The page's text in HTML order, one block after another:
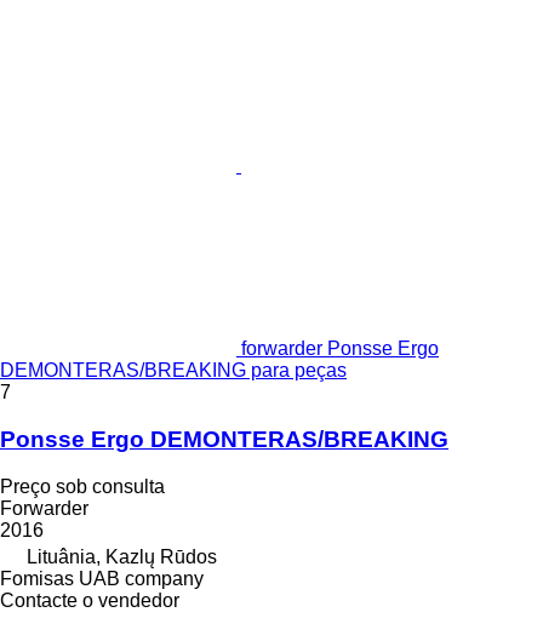
forwarder Ponsse Ergo
DEMONTERAS/BREAKING para peças
7
Ponsse Ergo DEMONTERAS/BREAKING
Preço sob consulta
Forwarder
2016
Lituânia, Kazlų Rūdos
Fomisas UAB company
Contacte o vendedor